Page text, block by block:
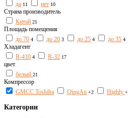
да 11 нет 10
Страна производитель
Китай 21
Площадь помещения
до 70 4 до 20 3 до 25 4 до 35 4
Хладагент
R-410 4 R-32 17
цвет
белый 21
Компрессор
GMCC Toshiba
QingAn +2 Highly
Категории